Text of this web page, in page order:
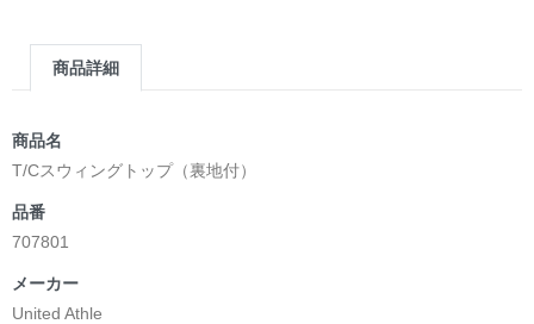
商品詳細
商品名
T/Cスウィングトップ（裏地付）
品番
707801
メーカー
United Athle